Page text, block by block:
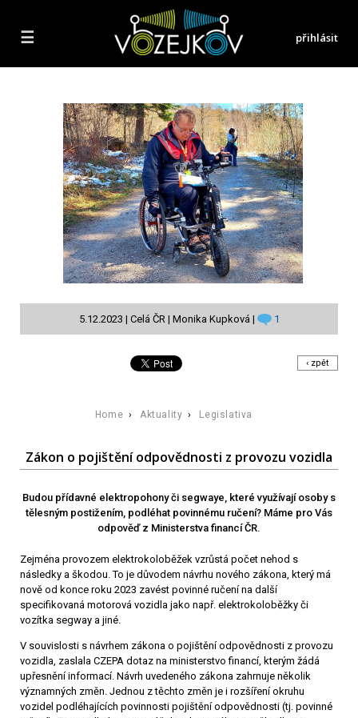
☰ přihlásit
5.12.2023 | Celá ČR | Monika Kupková | 1
‹ zpět
Home › Aktuality › Legislativa
Zákon o pojištění odpovědnosti z provozu vozidla
Budou přídavné elektropohony či segwaye, které využívají osoby s
tělesným postižením, podléhat povinnému ručení? Máme pro Vás
odpověď z Ministerstva financí ČR.
Zejména provozem elektrokoloběžek vzrůstá počet nehod s
následky a škodou. To je důvodem návrhu nového zákona, který má
nově od konce roku 2023 zavést povinné ručení na další
specifikovaná motorová vozidla jako např. elektrokoloběžky či
vozítka segway a jiné.
V souvislosti s návrhem zákona o pojištění odpovědnosti z provozu
vozidla, zaslala CZEPA dotaz na ministerstvo financí, kterým žádá
upřesnění informací. Návrh uvedeného zákona zahrnuje několik
významných změn. Jednou z těchto změn je i rozšíření okruhu
vozidel podléhajících povinnosti pojištění odpovědnosti (tj. povinné